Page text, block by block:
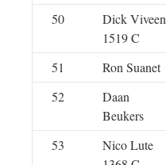
50
Dick Viveen
1519 C
51 Ron Suanet
52
Daan
Beukers
53
Nico Lute